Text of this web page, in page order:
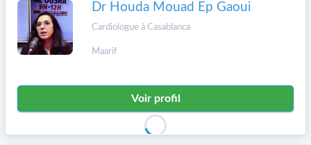
Dr Houda Mouad Ep Gaoui
Cardiologue à Casablanca
Maarif
Voir profil